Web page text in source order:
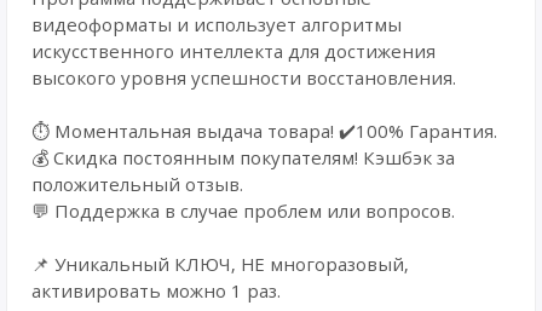
видеоформаты и использует алгоритмы
искусственного интеллекта для достижения
высокого уровня успешности восстановления.
⏱️ Моментальная выдача товара! ✔️100% Гарантия.
💰 Cкидка постоянным покупателям! Кэшбэк за
положительный отзыв.
💬 Поддержка в случае проблем или вопросов.
📌 Уникальный КЛЮЧ, НЕ многоразовый,
активировать можно 1 раз.